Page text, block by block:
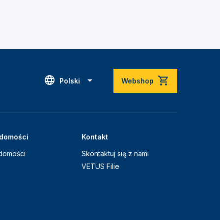
Polski Webshop
Kontakt
Skontaktuj się z nami
VETUS Filie